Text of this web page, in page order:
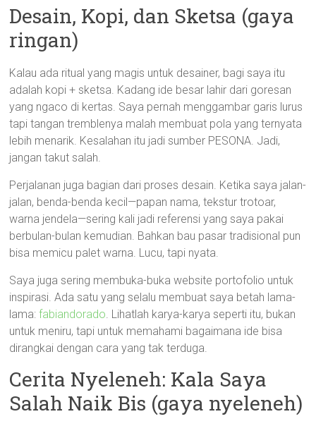
Desain, Kopi, dan Sketsa (gaya
ringan)
Kalau ada ritual yang magis untuk desainer, bagi saya itu
adalah kopi + sketsa. Kadang ide besar lahir dari goresan
yang ngaco di kertas. Saya pernah menggambar garis lurus
tapi tangan tremblenya malah membuat pola yang ternyata
lebih menarik. Kesalahan itu jadi sumber PESONA. Jadi,
jangan takut salah.
Perjalanan juga bagian dari proses desain. Ketika saya jalan-
jalan, benda-benda kecil—papan nama, tekstur trotoar,
warna jendela—sering kali jadi referensi yang saya pakai
berbulan-bulan kemudian. Bahkan bau pasar tradisional pun
bisa memicu palet warna. Lucu, tapi nyata.
Saya juga sering membuka-buka website portofolio untuk
inspirasi. Ada satu yang selalu membuat saya betah lama-
lama:fabiandorado. Lihatlah karya-karya seperti itu, bukan
untuk meniru, tapi untuk memahami bagaimana ide bisa
dirangkai dengan cara yang tak terduga.
Cerita Nyeleneh: Kala Saya
Salah Naik Bis (gaya nyeleneh)